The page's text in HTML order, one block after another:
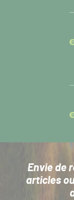
Envie de
articles